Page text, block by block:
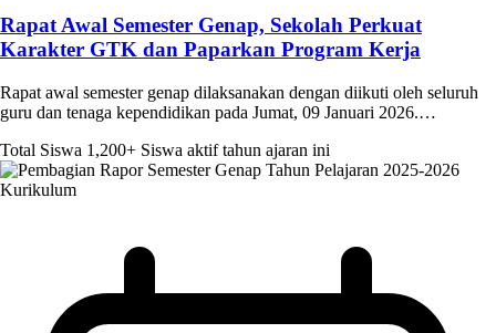
Rapat Awal Semester Genap, Sekolah Perkuat
Karakter GTK dan Paparkan Program Kerja
Rapat awal semester genap dilaksanakan dengan diikuti oleh seluruh
guru dan tenaga kependidikan pada Jumat, 09 Januari 2026.…
Total Siswa 1,200+ Siswa aktif tahun ajaran ini
Kurikulum